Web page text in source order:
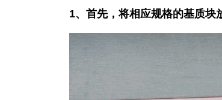
1、 首先，将相应规格的基质块